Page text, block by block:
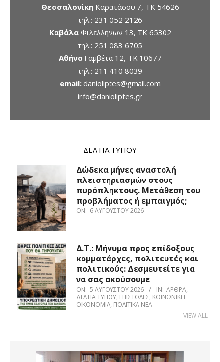
ΘεσσαλονίκηΚαρατάσου 7, TK 54626
τηλ.: 231 052 2126
ΚαβάλαΦιλελλήνων 13, ΤΚ 65302
τηλ.: 251 083 6705
ΑθήναΓαμβέτα 12, ΤΚ 10677
τηλ.: 211 410 8039
email: danioliptes@gmail.com
info@danioliptes.gr
ΔΕΛΤΊΑ ΤΎΠΟΥ
Δώδεκα μήνες αναστολή
πλειστηριασμών στους
πυρόπληκτους. Μετάθεση του
προβλήματος ή εμπαιγμός;
ON: 6 ΑΥΓΟΎΣΤΟΥ 2026
Δ.Τ.: Μήνυμα προς επίδοξους
κομματάρχες, πολιτευτές και
πολιτικούς: Δεσμευτείτε για
να σας ακούσουμε
ON: 5 ΑΥΓΟΎΣΤΟΥ 2026 IN: ΆΡΘΡΑ,
ΔΕΛΤΊΑ ΤΎΠΟΥ, ΕΠΙΣΤΟΛΈΣ, ΚΟΙΝΩΝΙΚΉ
ΟΙΚΟΝΟΜΊΑ, ΠΟΛΙΤΙΚΆ ΝΈΑ
VIEW ALL